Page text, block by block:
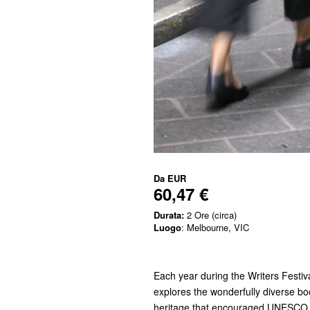
Da EUR
60,47 €
Durata: 2 Ore (circa)
Luogo: Melbourne, VIC
Each year during the Writers
explores the wonderfully diverse